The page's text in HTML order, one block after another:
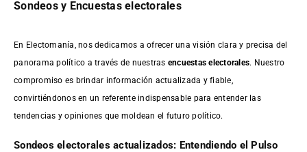
Sondeos y Encuestas electorales
En Electomanía, nos dedicamos a ofrecer una visión clara y precisa del
panorama político a través de nuestras encuestas electorales. Nuestro
compromiso es brindar información actualizada y fiable,
convirtiéndonos en un referente indispensable para entender las
tendencias y opiniones que moldean el futuro político.
Sondeos electorales actualizados: Entendiendo el Pulso